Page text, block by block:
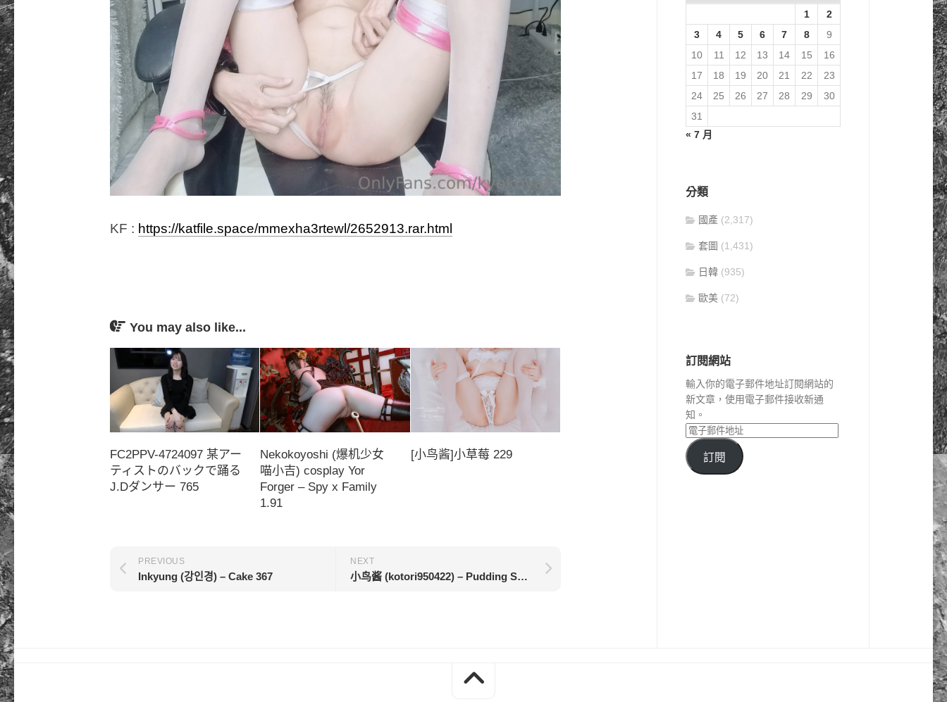
KF : https://katfile.space/mmexha3rtewl/2652913.rar.html
You may also like...
FC2PPV-4724097 某アー
ティストのバックで踊る
J.Dダンサー 765
Nekokoyoshi (爆机少女
喵小吉) cosplay Yor
Forger – Spy x Family
1.91
[小鸟酱]小草莓 229
NEXT
小鸟酱 (kotori950422) – Pudding Sauce 1.21
PREVIOUS
Inkyung (강인경) – Cake 367
1
2
3
4 5 6 7 8
9
10
11 12 13 14 15
16
17
18 19 20 21 22
23
24
25 26 27 28 29
30
31
« 7 月
分類
國產 (2,317)
套圖 (1,431)
日韓 (935)
歐美 (72)
訂閱網站
輸入你的電子郵件地址訂閱網站的
新文章，使用電子郵件接收新通
知。
訂閱